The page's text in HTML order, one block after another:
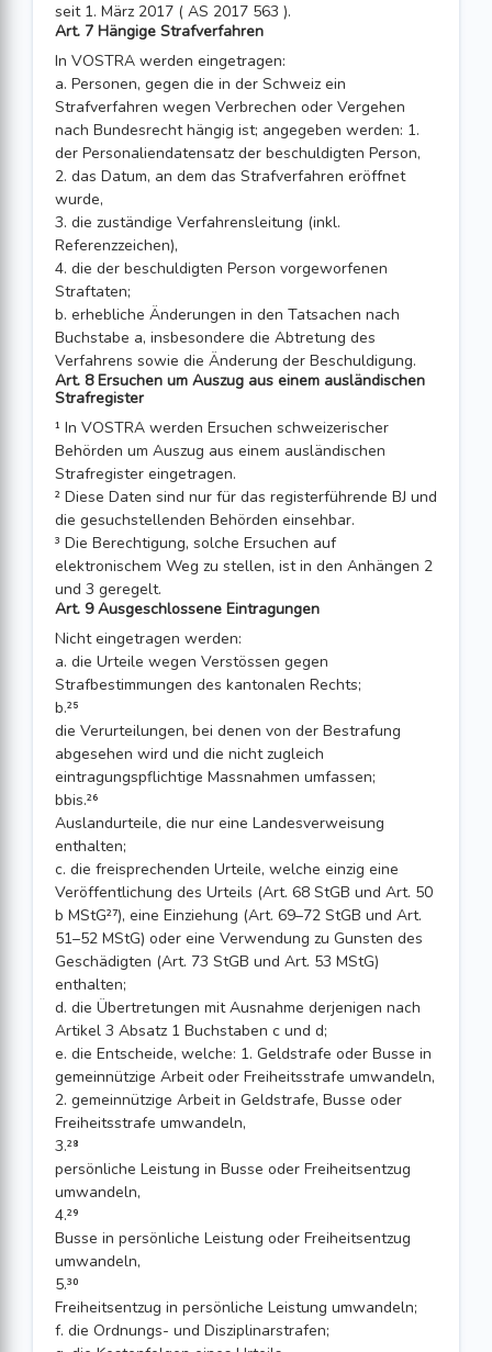
seit 1. März 2017 ( AS 2017 563 ).
Art. 7 Hängige Strafverfahren
In VOSTRA werden eingetragen:
a. Personen, gegen die in der Schweiz ein
Strafverfahren wegen Verbrechen oder Vergehen
nach Bundesrecht hängig ist; angegeben werden: 1.
der Personaliendatensatz der beschuldigten Person,
2. das Datum, an dem das Strafverfahren eröffnet
wurde,
3. die zuständige Verfahrensleitung (inkl.
Referenzzeichen),
4. die der beschuldigten Person vorgeworfenen
Straftaten;
b. erhebliche Änderungen in den Tatsachen nach
Buchstabe a, insbesondere die Abtretung des
Verfahrens sowie die Änderung der Beschuldigung.
Art. 8 Ersuchen um Auszug aus einem ausländischen
Strafregister
¹ In VOSTRA werden Ersuchen schweizerischer
Behörden um Auszug aus einem ausländischen
Strafregister eingetragen.
² Diese Daten sind nur für das registerführende BJ und
die gesuchstellenden Behörden einsehbar.
³ Die Berechtigung, solche Ersuchen auf
elektronischem Weg zu stellen, ist in den Anhängen 2
und 3 geregelt.
Art. 9 Ausgeschlossene Eintragungen
Nicht eingetragen werden:
a. die Urteile wegen Verstössen gegen
Strafbestimmungen des kantonalen Rechts;
b.²⁵
die Verurteilungen, bei denen von der Bestrafung
abgesehen wird und die nicht zugleich
eintragungspflichtige Massnahmen umfassen;
bbis.²⁶
Auslandurteile, die nur eine Landesverweisung
enthalten;
c. die freisprechenden Urteile, welche einzig eine
Veröffentlichung des Urteils (Art. 68 StGB und Art. 50
b MStG²⁷), eine Einziehung (Art. 69–72 StGB und Art.
51–52 MStG) oder eine Verwendung zu Gunsten des
Geschädigten (Art. 73 StGB und Art. 53 MStG)
enthalten;
d. die Übertretungen mit Ausnahme derjenigen nach
Artikel 3 Absatz 1 Buchstaben c und d;
e. die Entscheide, welche: 1. Geldstrafe oder Busse in
gemeinnützige Arbeit oder Freiheitsstrafe umwandeln,
2. gemeinnützige Arbeit in Geldstrafe, Busse oder
Freiheitsstrafe umwandeln,
3.²⁸
persönliche Leistung in Busse oder Freiheitsentzug
umwandeln,
4.²⁹
Busse in persönliche Leistung oder Freiheitsentzug
umwandeln,
5.³⁰
Freiheitsentzug in persönliche Leistung umwandeln;
f. die Ordnungs- und Disziplinarstrafen;